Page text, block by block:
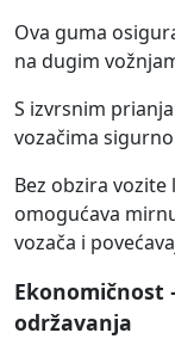
Ova guma
na dugim
S izvrsnim
vozačima
Bez obzira
omogućava
vozača i
Ekonomičnost
održavanja